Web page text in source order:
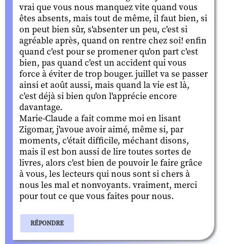
vrai que vous nous manquez vite quand vous
êtes absents, mais tout de même, il faut bien, si
on peut bien sûr, s'absenter un peu, c'est si
agréable après, quand on rentre chez soi! enfin
quand c'est pour se promener qu'on part c'est
bien, pas quand c'est un accident qui vous
force à éviter de trop bouger. juillet va se passer
ainsi et août aussi, mais quand la vie est là,
c'est déjà si bien qu'on l'apprécie encore
davantage.
Marie-Claude a fait comme moi en lisant
Zigomar, j'avoue avoir aimé, même si, par
moments, c'était difficile, méchant disons,
mais il est bon aussi de lire toutes sortes de
livres, alors c'est bien de pouvoir le faire grâce
à vous, les lecteurs qui nous sont si chers à
nous les mal et nonvoyants. vraiment, merci
pour tout ce que vous faites pour nous.
RÉPONDRE